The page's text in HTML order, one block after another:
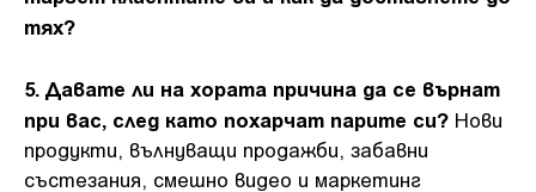
тях?
5. Давате ли на хората причина да се върнат
при вас, след като похарчат парите си? Нови
продукти, вълнуващи продажби, забавни
състезания, смешно видео и маркетинг